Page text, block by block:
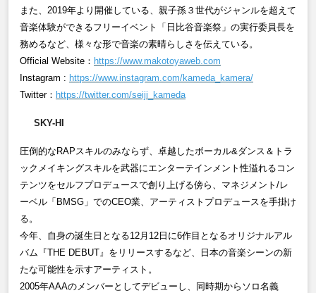
また、2019年より開催している、親子孫３世代がジャンルを超えて
音楽体験ができるフリーイベント「日比谷音楽祭」の実行委員長を
務めるなど、様々な形で音楽の素晴らしさを伝えている。
Official Website： https://www.makotoyaweb.com
Instagram : https://www.instagram.com/kameda_kamera/
Twitter： https://twitter.com/seiji_kameda
SKY-HI
圧倒的な RAPスキルのみならず、卓越したボーカル&ダンス＆トラ
ックメイキングスキルを武器にエンターテインメント性溢れるコン
テンツをセルフプロデュースで創り上げる傍ら、マネジメント /レ
ーベル「 BMSG 」でのCEO業、アーティストプロデュースを手掛け
る。
今年、自身の誕生日となる12月 12 日に6作目となるオリジナルアル
バム『THE DEBUT』をリリースするなど、日本の音楽シーンの新
たな可能性を示すアーティスト。
2005年AAAのメンバーとしてデビューし、同時期からソロ名義